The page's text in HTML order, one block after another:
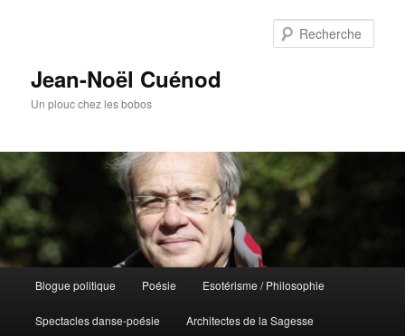
Jean-Noël Cuénod
Un plouc chez les bobos
Aller
au
Aller
au
Blogue politique Poésie Esotérisme / Philosophie
Spectacles danse-poésie Architectes de la Sagesse